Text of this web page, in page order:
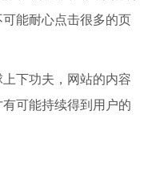
能耐心点击很多的页
下功夫，网站的内容
可能持续得到用户的